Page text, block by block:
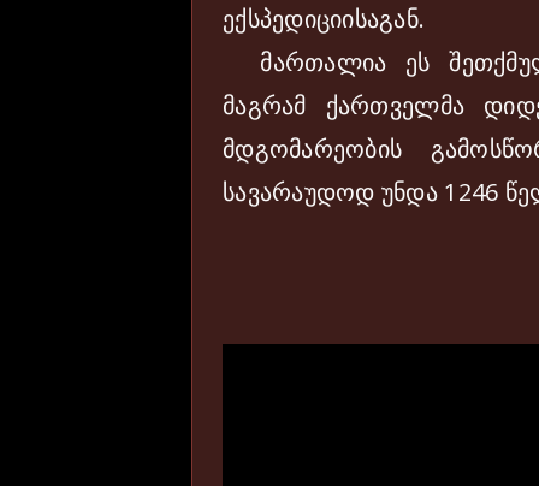
ექსპედიციისაგან.
მართალია ეს
მაგრამ ქართველმა
მდგომარეობის
სავარაუდოდ უნდა 1246